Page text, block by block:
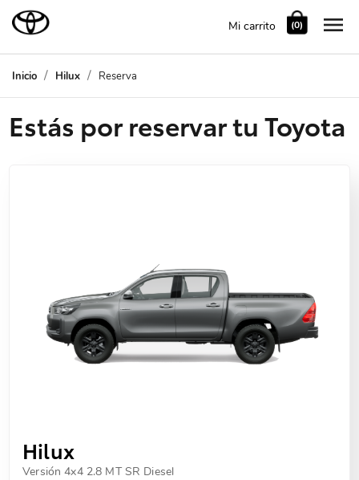

Mi carrito (0)
Inicio Hilux Reserva
Estás por reservar tu Toyota
Hilux
Versión 4x4 2.8 MT SR Diesel